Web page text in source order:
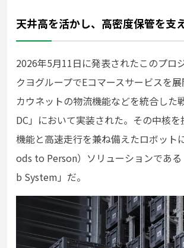
天井高を活かし、高密度保管を支
2026年5月11日に発表されたこのプロ
クヨグループでEコマースサービスを
カウネットの物流機能などを統合した
DC」において実装された。その中核
機能と高速走行を兼ね備えたロボット
ods to Person）ソリューションであ
b System」だ。